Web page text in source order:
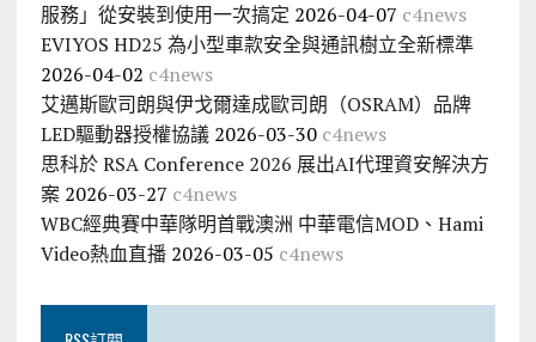
服務」從安裝到使用一次搞定 2026-04-07 c4news
EVIYOS HD25 為小型車款安全與通訊樹立全新標準
2026-04-02 c4news
艾邁斯歐司朗與伊戈爾達成歐司朗（OSRAM）品牌
LED驅動器授權協議 2026-03-30 c4news
思科於 RSA Conference 2026 展出AI代理資安解決方
案 2026-03-27 c4news
WBC經典賽中華隊明首戰澳洲 中華電信MOD、Hami
Video熱血直播 2026-03-05 c4news